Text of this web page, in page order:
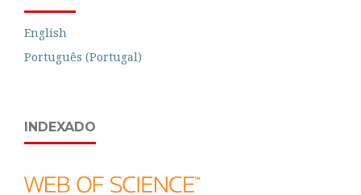
English
Português (Portugal)
INDEXADO